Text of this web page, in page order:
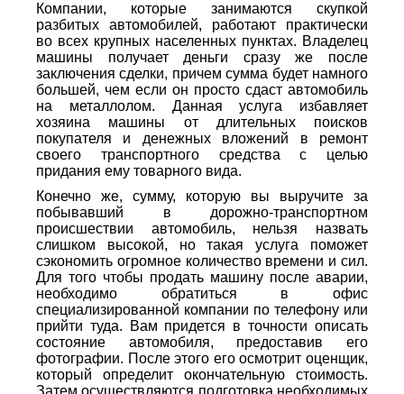
Компании, которые занимаются скупкой
разбитых автомобилей, работают практически
во всех крупных населенных пунктах. Владелец
машины получает деньги сразу же после
заключения сделки, причем сумма будет намного
большей, чем если он просто сдаст автомобиль
на металлолом. Данная услуга избавляет
хозяина машины от длительных поисков
покупателя и денежных вложений в ремонт
своего транспортного средства с целью
придания ему товарного вида.
Конечно же, сумму, которую вы выручите за
побывавший в дорожно-транспортном
происшествии автомобиль, нельзя назвать
слишком высокой, но такая услуга поможет
сэкономить огромное количество времени и сил.
Для того чтобы продать машину после аварии,
необходимо обратиться в офис
специализированной компании по телефону или
прийти туда. Вам придется в точности описать
состояние автомобиля, предоставив его
фотографии. После этого его осмотрит оценщик,
который определит окончательную стоимость.
Затем осуществляются подготовка необходимых